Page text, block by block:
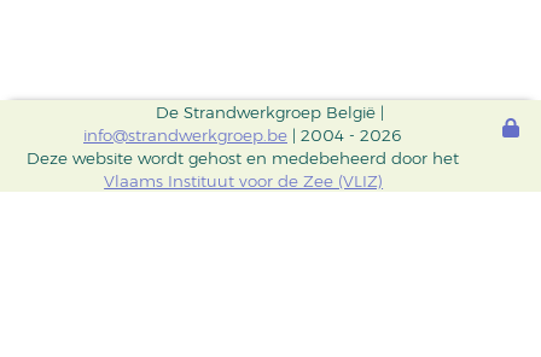
De Strandwerkgroep België |
info@strandwerkgroep.be | 2004 - 2026
Deze website wordt gehost en medebeheerd door het
Vlaams Instituut voor de Zee (VLIZ)